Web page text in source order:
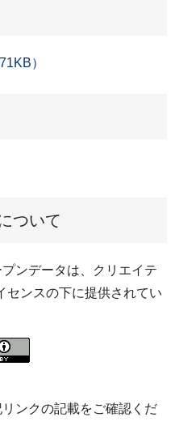
）
ついて
ンデータは、クリエイテ
センスの下に提供されてい
ンクの記載をご確認くだ